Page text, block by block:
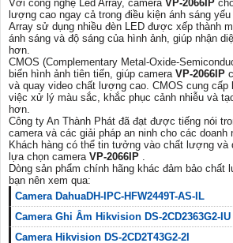
Với công nghệ Led Array, camera VP-2066IP
lượng cao ngay cả trong điều kiện ánh sáng
Array sử dụng nhiều đèn LED được xếp thành
ánh sáng và độ sáng của hình ảnh, giúp nhận
hơn.
CMOS (Complementary Metal-Oxide-
biến hình ảnh tiên tiến, giúp camera VP-2066IP
và quay video chất lượng cao. CMOS cung cấp
việc xử lý màu sắc, khắc phục cảnh nhiễu và
hơn.
Công ty An Thành Phát đã đạt được tiếng nói
camera và các giải pháp an ninh cho các doanh
Khách hàng có thể tin tưởng vào chất lượng và
lựa chọn camera VP-2066IP .
Dòng sản phẩm chính hãng khác đảm bảo chất
bạn nên xem qua:
Camera DahuaDH-IPC-HFW2449T-AS-IL
Camera Ghi Âm Hikvision DS-2CD2363G2-IU
Camera Hikvision DS-2CD2T43G2-2I